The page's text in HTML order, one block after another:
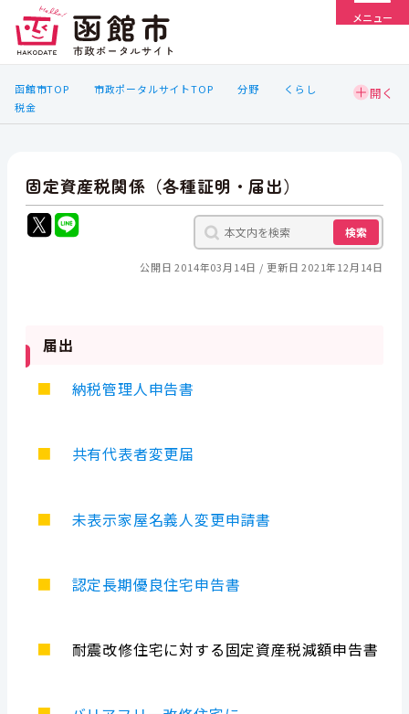
メニュー
函館市TOP 市政ポータルサイトTOP 分野
くらし
税金
固定資産税関係（各種証明・届出）
検索
公開日 2014年03月14日 更新日 2021年12月14日
届出
■ 納税管理人申告書
■ 共有代表者変更届
■ 未表示家屋名義人変更申請書
■ 認定長期優良住宅申告書
■ 耐震改修住宅に対する固定資産税減額申告書